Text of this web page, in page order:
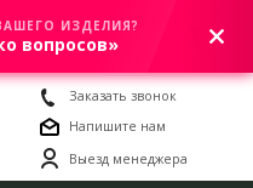
0
Заказать звонок
Напишите нам
Выезд менеджера
ИЗДЕЛИЯ?
вопросов»